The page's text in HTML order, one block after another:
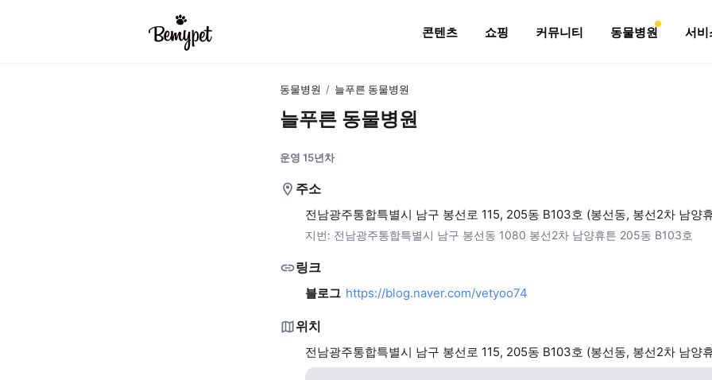
콘텐츠 쇼핑 커뮤니티 동물병원 서비
동물병원 / 늘푸른 동물병원
늘푸른 동물병원
운영 15년차
주소
전남광주통합특별시 남구 봉선로 115, 205동 B103호 (봉선동, 봉선2차 남양
지번: 전남광주통합특별시 남구 봉선동 1080 봉선2차 남양휴튼 205동 B103호
링크
블로그 https://blog.naver.com/vetyoo74
위치
전남광주통합특별시 남구 봉선로 115, 205동 B103호 (봉선동, 봉선2차 남양